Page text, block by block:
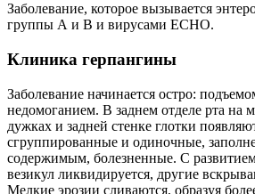
Заболевание, которое вызывается
группы А и В и вирусами ECHO.
Клиника герпангины
Заболевание начинается остро:
недомоганием. В заднем отделе рта на
дужках и задней стенке глотки
сгруппированные и одиночные,
содержимым, болезненные. С
везикул ликвидируется, другие
Мелкие эрозии сливаются, образуя